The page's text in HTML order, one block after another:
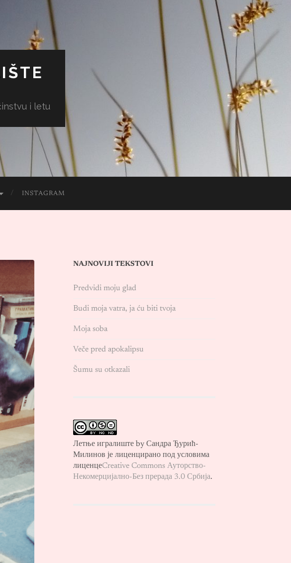
i letu
INSTAGRAM
NAJNOVIJI TEKSTOVI
Predvidi moju glad
Budi moja vatra, ja ću biti tvoja
Moja soba
Veče pred apokalipsu
Šumu su otkazali
Летње игралиште by Сандра Ђурић-
Милинов је лиценцирано под условима
лиценцеCreative Commons Ауторство-
Некомерцијално-Без прерада 3.0 Србија.